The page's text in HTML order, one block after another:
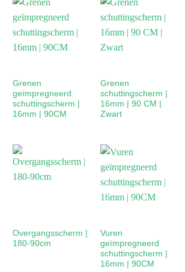
Grenen
geïmpregneerd
schuttingscherm |
16mm | 90CM
Grenen
schuttingscherm |
16mm | 90 CM |
Zwart
Overgangsscherm |
180-90cm
Vuren
geïmpregneerd
schuttingscherm |
16mm | 90CM